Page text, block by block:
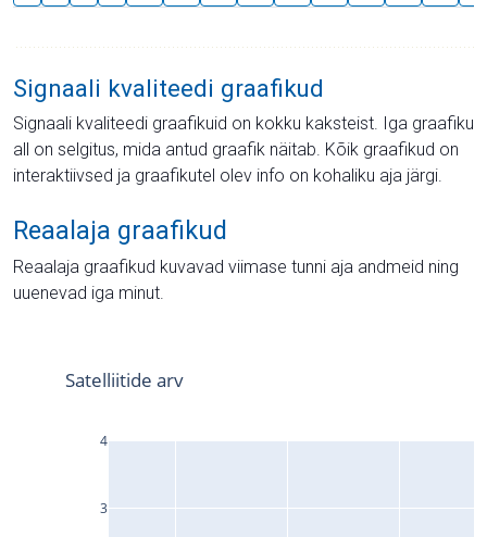
Signaali kvaliteedi graafikud
Signaali kvaliteedi graafikuid on kokku kaksteist. Iga graafiku
all on selgitus, mida antud graafik näitab. Kõik graafikud on
interaktiivsed ja graafikutel olev info on kohaliku aja järgi.
Reaalaja graafikud
Reaalaja graafikud kuvavad viimase tunni aja andmeid ning
uuenevad iga minut.